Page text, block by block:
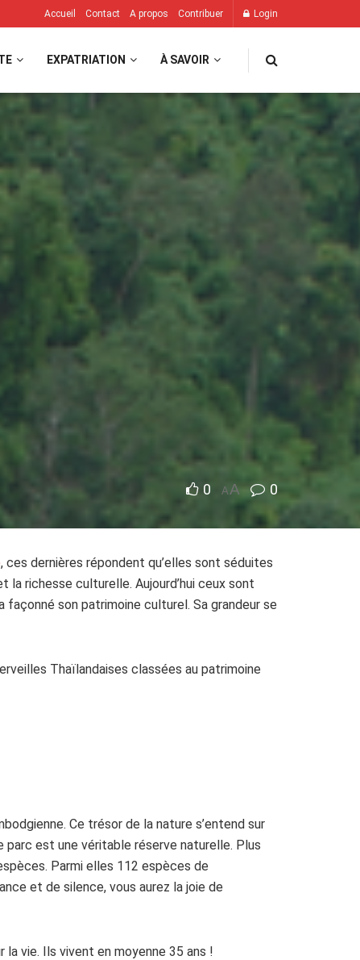
Accueil Contact A propos Contribuer Login
EXPATRIATION À SAVOIR
0 A A 0
, ces dernières répondent qu’elles sont séduites
la richesse culturelle. Aujourd’hui ceux sont
façonné son patrimoine culturel. Sa grandeur se
Thaïlandaises classées au patrimoine
Ce trésor de la nature s’entend sur
parc est une véritable réserve naturelle. Plus
Parmi elles 112 espèces de
et de silence, vous aurez la joie de
la vie. Ils vivent en moyenne 35 ans !